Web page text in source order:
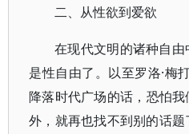
二、从性欲到爱欲
在现代文明的诸种自
是性自由了。以至罗洛·梅
降落时代广场的话，恐怕
外，就再也找不到别的话